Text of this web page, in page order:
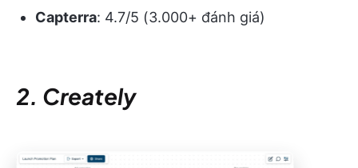
Capterra: 4.7/5 (3.000+ đánh giá)
2. Creately